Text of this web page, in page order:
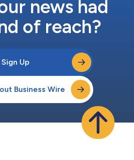
news had
of reach?
Sign Up
Business Wire